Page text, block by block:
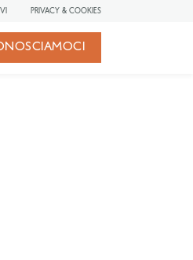
PRIVACY & COOKIES